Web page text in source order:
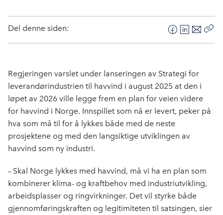
Del denne siden:
F
a
e
b
o
L
i
k
e
n
E
-
o
Regjeringen varslet under lanseringen av Strategi for
leverandørindustrien til havvind i august 2025 at den i
løpet av 2026 ville legge frem en plan for veien videre
for havvind i Norge. Innspillet som nå er levert, peker på
hva som må til for å lykkes både med de neste
prosjektene og med den langsiktige utviklingen av
havvind som ny industri.
– Skal Norge lykkes med havvind, må vi ha en plan som
kombinerer klima- og kraftbehov med industriutvikling,
arbeidsplasser og ringvirkninger. Det vil styrke både
gjennomføringskraften og legitimiteten til satsingen, sier